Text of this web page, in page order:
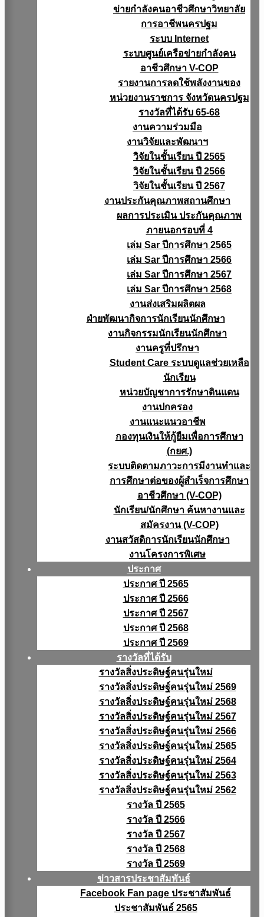
ข่ายกำลังคนอาชีวศึกษาวิทยาลัย
การอาชีพนครปฐม
ระบบ Internet
ระบบศูนย์เครือข่ายกำลังคน
อาชีวศึกษา V-COP
รายงานการลดใช้พลังงานของ
หน่วยงานราชการ จังหวัดนครปฐม
รางวัลที่ได้รับ 65-68
งานความร่วมมือ
งานวิจัยเเละพัฒนาฯ
วิจัยในชั้นเรียน ปี 2565
วิจัยในชั้นเรียน ปี 2566
วิจัยในชั้นเรียน ปี 2567
งานประกันคุณภาพสถานศึกษา
ผลการประเมิน ประกันคุณภาพ
ภายนอกรอบที่ 4
เล่ม Sar ปีการศึกษา 2565
เล่ม Sar ปีการศึกษา 2566
เล่ม Sar ปีการศึกษา 2567
เล่ม Sar ปีการศึกษา 2568
งานส่งเสริมผลิตผล
ฝ่ายพัฒนากิจการนักเรียนนักศึกษา
งานกิจกรรมนักเรียนนักศึกษา
งานครูที่ปรึกษา
Student Care ระบบดูแลช่วยเหลือ
นักเรียน
หน่วยบัญชาการรักษาดินแดน
งานปกครอง
งานแนะแนวอาชีพ
กองทุนเงินให้กู้ยืมเพื่อการศึกษา
(กยศ.)
ระบบติดตามภาวะการมีงานทำและ
การศึกษาต่อของผู้สำเร็จการศึกษา
อาชีวศึกษา (V-COP)
นักเรียน/นักศึกษา ค้นหางานและ
สมัครงาน (V-COP)
งานสวัสดิการนักเรียนนักศึกษา
งานโครงการพิเศษ
ประกาศ
ประกาศ ปี 2565
ประกาศ ปี 2566
ประกาศ ปี 2567
ประกาศ ปี 2568
ประกาศ ปี 2569
รางวัลที่ได้รับ
รางวัลสิ่งประดิษฐ์คนรุ่นใหม่
รางวัลสิ่งประดิษฐ์คนรุ่นใหม่ 2569
รางวัลสิ่งประดิษฐ์คนรุ่นใหม่ 2568
รางวัลสิ่งประดิษฐ์คนรุ่นใหม่ 2567
รางวัลสิ่งประดิษฐ์คนรุ่นใหม่ 2566
รางวัลสิ่งประดิษฐ์คนรุ่นใหม่ 2565
รางวัลสิ่งประดิษฐ์คนรุ่นใหม่ 2564
รางวัลสิ่งประดิษฐ์คนรุ่นใหม่ 2563
รางวัลสิ่งประดิษฐ์คนรุ่นใหม่ 2562
รางวัล ปี 2565
รางวัล ปี 2566
รางวัล ปี 2567
รางวัล ปี 2568
รางวัล ปี 2569
ข่าวสารประชาสัมพันธ์
Facebook Fan page ประชาสัมพันธ์
ประชาสัมพันธ์ 2565